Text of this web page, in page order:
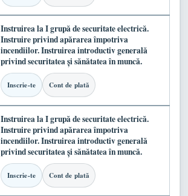
Instruirea la I grupă de securitate electrică.
Instruire privind apărarea împotriva
incendiilor. Instruirea introductiv generală
privind securitatea și sănătatea în muncă.
Inscrie-te Cont de plată
Instruirea la I grupă de securitate electrică.
Instruire privind apărarea împotriva
incendiilor. Instruirea introductiv generală
privind securitatea și sănătatea în muncă.
Inscrie-te Cont de plată